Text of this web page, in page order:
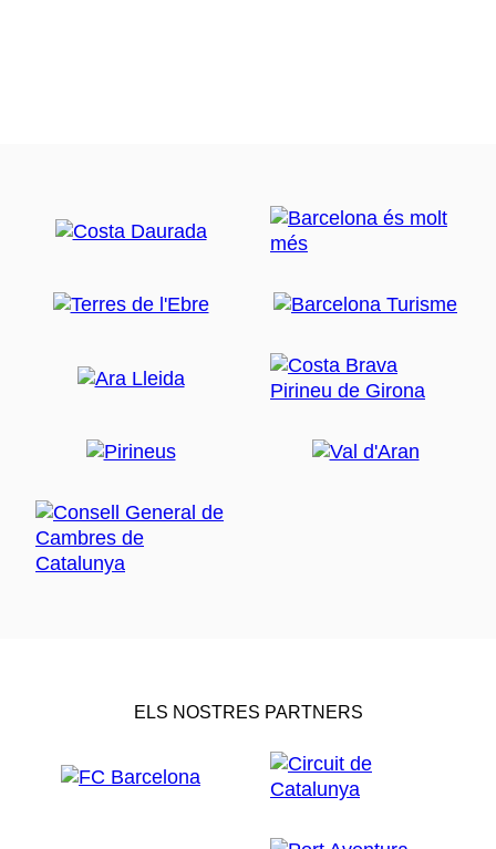
ELS NOSTRES PARTNERS